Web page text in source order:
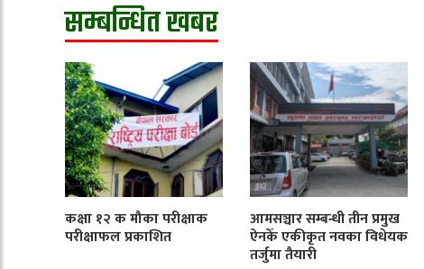
सम्बन्धित खबर
कक्षा १२ क मौका परीक्षाक
परीक्षाफल प्रकाशित
आमसञ्चार सम्बन्धी तीन प्रमुख
ऐनकेँ एकीकृत नवका विधेयक
तर्जुमा तैयारी